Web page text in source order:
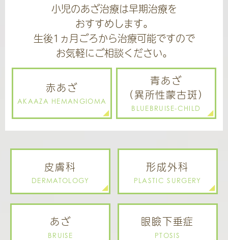
小児のあざ治療は早期治療を
おすすめします。
生後1ヵ月ごろから治療可能ですので
お気軽にご相談ください。
赤あざ
AKAAZA HEMANGIOMA
青あざ
（異所性蒙古斑）
BLUEBRUISE-CHILD
皮膚科
DERMATOLOGY
形成外科
PLASTIC SURGERY
あざ
BRUISE
眼瞼下垂症
PTOSIS